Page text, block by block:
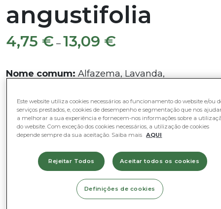
angustifolia
4,75 € – 13,09 €
Nome comum: Alfazema, Lavanda,
Nome Científico:Lavandula angustifolia
Diâmetro do vaso:12 a 19cm
cerca de 40cm (inclui vaso)
Fotografia Representativa – As imagens
apresentadas são referências. A planta fornecida
será similar à da foto sendo que, dependendo da
fase do ciclo vegetativo em que se encontra, poderá
Este website utiliza cookies necessários ao funcionamento do website e/ou
serviços prestados, e, cookies de desempenho e segmentação que nos
a melhorar a sua experiência e fornecem-nos informações sobre a
do website. Com exceção dos cookies necessários, a utilização de cookies
depende sempre da sua aceitação. Saiba mais
AQUI
Rejeitar Todos Aceitar todos os cookies
Definições de cookies